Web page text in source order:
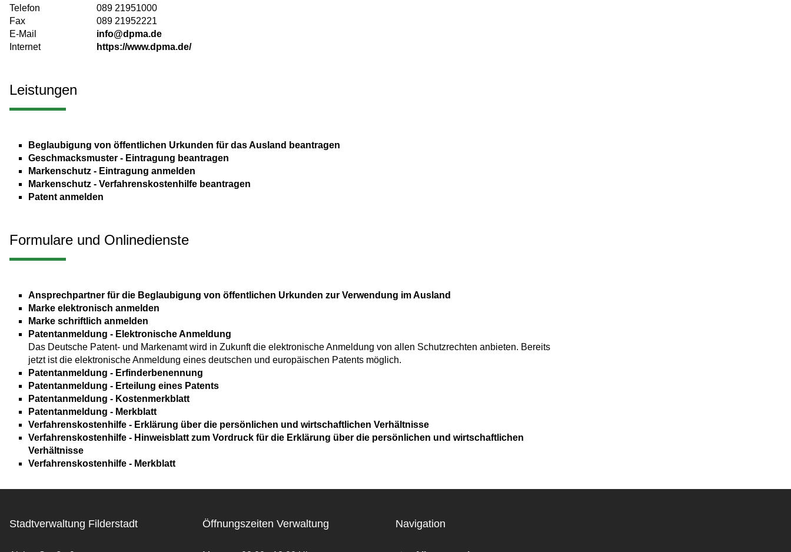
Telefon
089 21951000
Fax
089 21952221
E-Mail
info@dpma.de
Internet
https://www.dpma.de/
Leistungen
Beglaubigung von öffentlichen Urkunden für das Ausland beantragen
Geschmacksmuster - Eintragung beantragen
Markenschutz - Eintragung anmelden
Markenschutz - Verfahrenskostenhilfe beantragen
Patent anmelden
Formulare und Onlinedienste
Ansprechpartner für die Beglaubigung von öffentlichen Urkunden zur Verwendung im Ausland
Marke elektronisch anmelden
Marke schriftlich anmelden
Patentanmeldung - Elektronische Anmeldung
Das Deutsche Patent- und Markenamt wird in Zukunft die elektronische Anmeldung von allen Schutzrechten anbieten. Bereits
jetzt ist die elektronische Anmeldung eines deutschen und europäischen Patents möglich.
Patentanmeldung - Erfinderbenennung
Patentanmeldung - Erteilung eines Patents
Patentanmeldung - Kostenmerkblatt
Patentanmeldung - Merkblatt
Verfahrenskostenhilfe - Erklärung über die persönlichen und wirtschaftlichen Verhältnisse
Verfahrenskostenhilfe - Hinweisblatt zum Vordruck für die Erklärung über die persönlichen und wirtschaftlichen
Verhältnisse
Verfahrenskostenhilfe - Merkblatt
Stadtverwaltung Filderstadt Öffnungszeiten Verwaltung Navigation